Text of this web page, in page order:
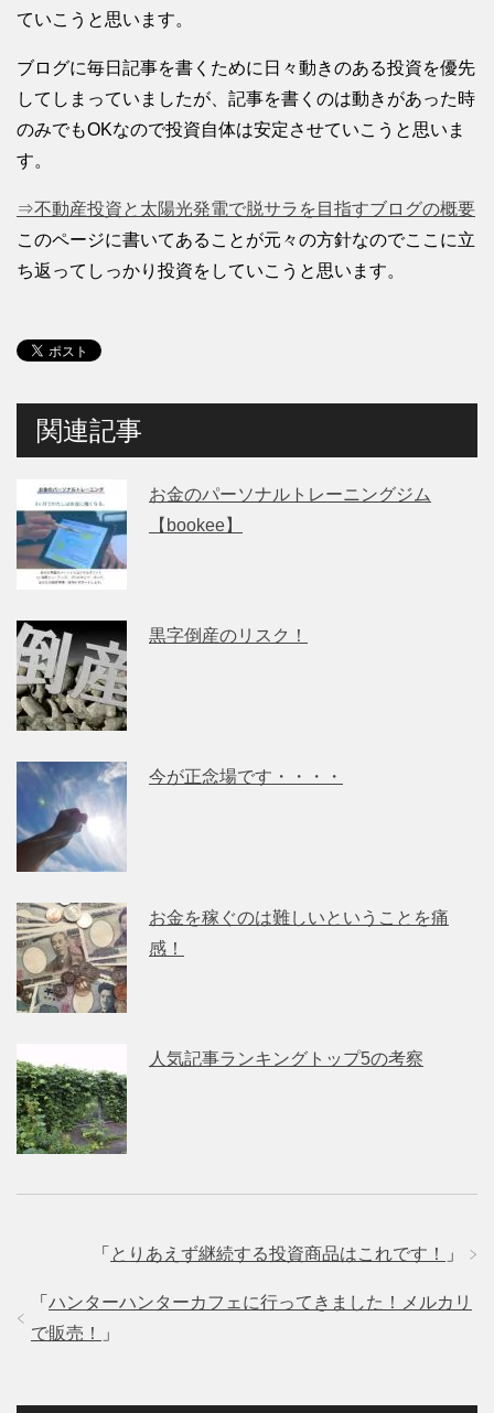
ていこうと思います。
ブログに毎日記事を書くために日々動きのある投資を優先
してしまっていましたが、記事を書くのは動きがあった時
のみでもOKなので投資自体は安定させていこうと思いま
す。
⇒不動産投資と太陽光発電で脱サラを目指すブログの概要
このページに書いてあることが元々の方針なのでここに立
ち返ってしっかり投資をしていこうと思います。
関連記事
お金のパーソナルトレーニングジム
【bookee】
黒字倒産のリスク！
今が正念場です・・・・
お金を稼ぐのは難しいということを痛
感！
人気記事ランキングトップ5の考察
「 とりあえず継続する投資商品はこれです！ 」
「 ハンターハンターカフェに行ってきました！メルカリ
で販売！
」